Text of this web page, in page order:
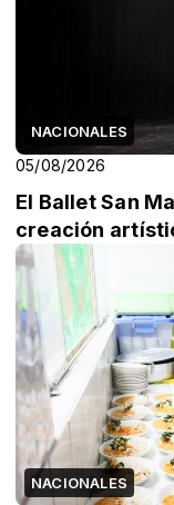
NACIONALES
05/08/2026
El Ballet San
creación
NACIONALES